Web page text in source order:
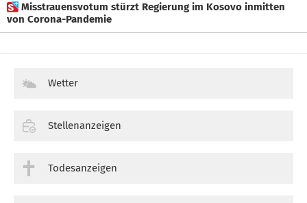
 Misstrauensvotum stürzt Regierung im Kosovo inmitten
von Corona-Pandemie
Wetter
Stellenanzeigen
Todesanzeigen